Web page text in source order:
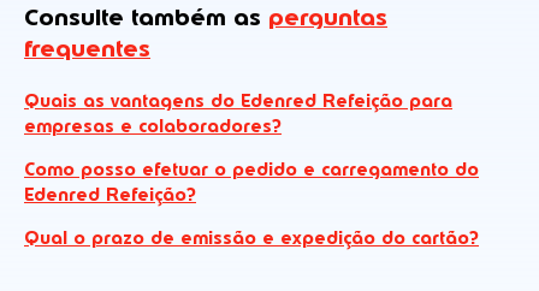
Consulte também as perguntas
frequentes
Quais as vantagens do Edenred Refeição para
empresas e colaboradores?
Como posso efetuar o pedido e carregamento do
Edenred Refeição?
Qual o prazo de emissão e expedição do cartão?